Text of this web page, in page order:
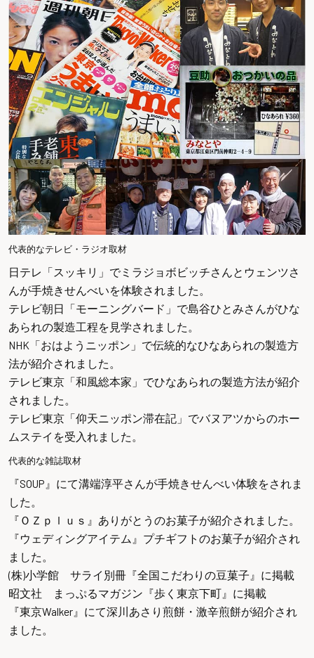
代表的なテレビ・ラジオ取材
日テレ「スッキリ」 でミラジョボビッチさんとウェンツさ
んが手焼きせんべいを体験されました。
テレビ朝日「モーニングバード」 で島谷ひとみさんがひな
あられの製造工程を見学されました。
NHK「おはようニッポン」 で伝統的なひなあられの製造方
法が紹介されました。
テレビ東京「和風総本家」 でひなあられの製造方法が紹介
されました。
テレビ東京「仰天ニッポン滞在記」 でバヌアツからのホー
ムステイを受入れました。
代表的な雑誌取材
『SOUP』 にて溝端淳平さんが手焼きせんべい体験をされま
した。
『ＯＺｐｌｕｓ』 ありがとうのお菓子が紹介されました。
『ウェディングアイテム』 プチギフトのお菓子が紹介され
ました。
(株)小学館 サライ別冊『全国こだわりの豆菓子』 に掲載
昭文社 まっぷるマガジン『歩く東京下町』 に掲載
『東京Walker』 にて深川あさり煎餅・激辛煎餅が紹介され
ました。